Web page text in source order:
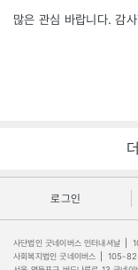
많은 관심 바랍니다. 감
로그인
사단법인 굿네이버스 인터내셔날
사회복지법인 굿네이버스
105-